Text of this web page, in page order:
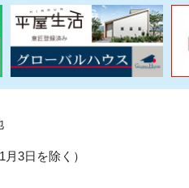
3日を除く）